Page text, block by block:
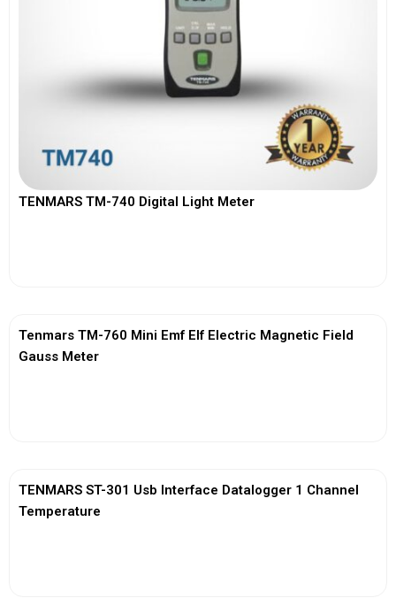
TENMARS TM-740 Digital Light Meter
Tenmars TM-760 Mini Emf Elf Electric Magnetic Field
Gauss Meter
TENMARS ST-301 Usb Interface Datalogger 1 Channel
Temperature